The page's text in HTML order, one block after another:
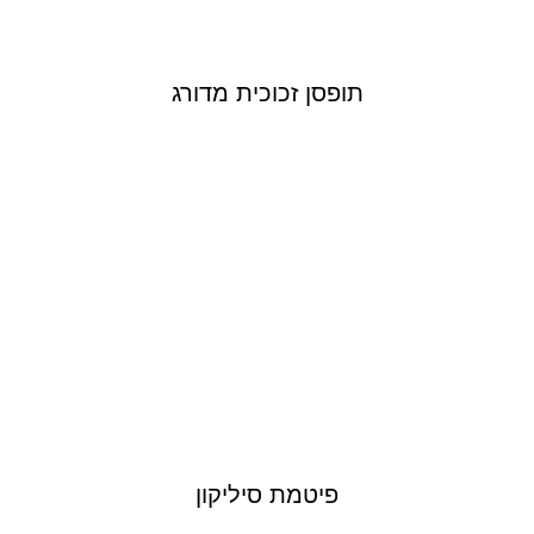
תופסן זכוכית מדורג
פיטמת סיליקון